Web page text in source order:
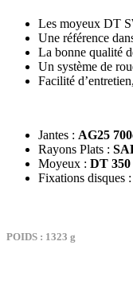
Les moyeux DT
Une référence
La bonne qualité
Un système de
Facilité
Jantes : AG25
Rayons Plats :
Moyeux : DT 350
Fixations disques :
POIDS : 1323 g